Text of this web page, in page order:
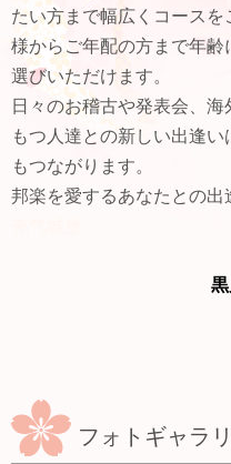
たい方まで幅広くコース
様からご年配の方まで年
選びいただけます。
日々のお稽古や発表会、
もつ人達との新しい出逢
もつながります。
邦楽を愛するあなたとの出
フォトギャラ